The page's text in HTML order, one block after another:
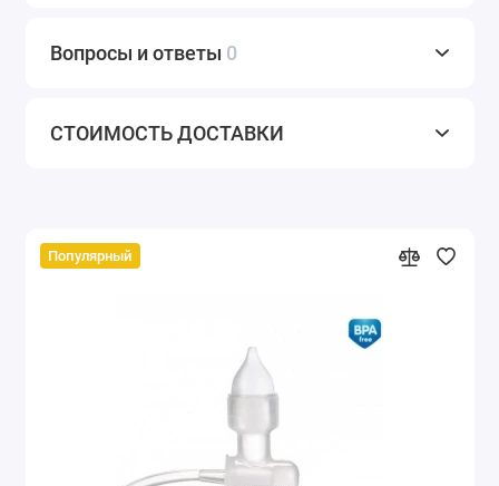
Вопросы и ответы 0
СТОИМОСТЬ ДОСТАВКИ
Популярный